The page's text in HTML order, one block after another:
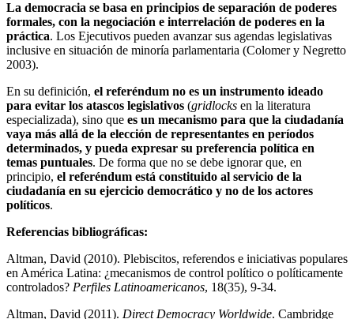
La democracia se basa en principios de separación de poderes
formales, con la negociación e interrelación de poderes en la
práctica. Los Ejecutivos pueden avanzar sus agendas legislativas
inclusive en situación de minoría parlamentaria (Colomer y Negretto
2003).
En su definición, el referéndum no es un instrumento ideado
para evitar los atascos legislativos (gridlocks en la literatura
especializada), sino que es un mecanismo para que la ciudadanía
vaya más allá de la elección de representantes en períodos
determinados, y pueda expresar su preferencia política en
temas puntuales. De forma que no se debe ignorar que, en
principio, el referéndum está constituido al servicio de la
ciudadanía en su ejercicio democrático y no de los actores
políticos.
Referencias bibliográficas:
Altman, David (2010). Plebiscitos, referendos e iniciativas populares
en América Latina: ¿mecanismos de control político o políticamente
controlados? Perfiles Latinoamericanos, 18(35), 9-34.
Altman, David (2011). Direct Democracy Worldwide. Cambridge